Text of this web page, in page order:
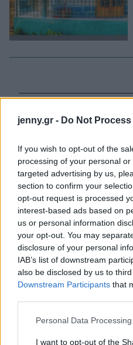
jenny.gr - Do Not
If you wish to opt-out of the
processing of your personal
targeted advertising by us,
section to confirm your
opt-out request is processed
interest-based ads based on
us or personal information
your opt-out. You may
disclosure of your personal
IAB’s list of downstream
also be disclosed by us to
Downstream Participants that
Please note that this website/
not limited to your visit or
Personal Data
I want to opt-out of the
Οι μαμάκηδες του
συνήθως κολλημένα
Τα 6 σημεία του
καθαρίζεις κάθε
3-3-3 rule: Ο κανόνας
που ντύνεσαι